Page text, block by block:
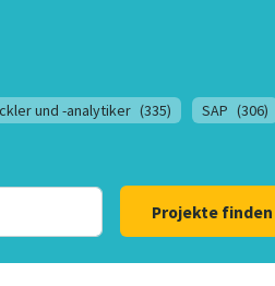
und -analytiker (335) SAP (306)
Projekte finden